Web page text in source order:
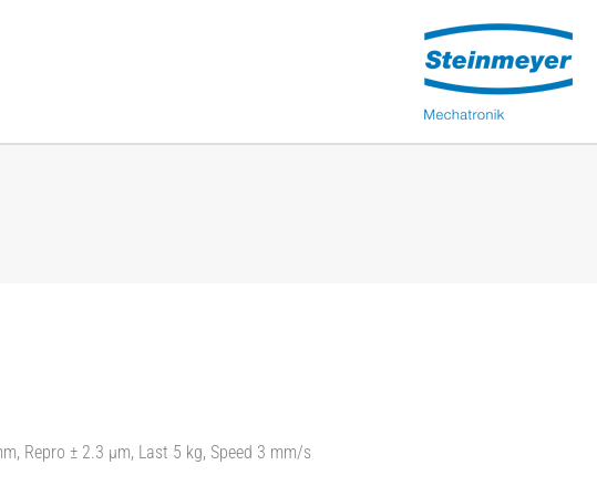
Repro ± 2.3 µm, Last 5 kg, Speed 3 mm/s